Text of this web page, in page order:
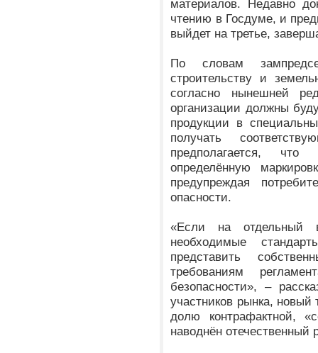
материалов. Недавно
чтению в Госдуме, и
выйдет на третье,
По словам
строительству и
согласно нынешней
организации должны
продукции в
получать
предполагается, что
определённую
предупреждая
опасности.
«Если на отдельный
необходимые
представить
требованиям
безопасности», –
участников рынка, новый
долю контрафактной,
наводнён отечественный